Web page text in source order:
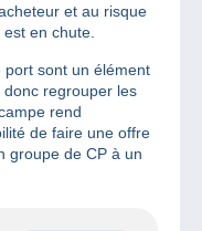
et au risque
en chute.
port sont un élément
regrouper les
rend
de faire une offre
groupe de CP à un